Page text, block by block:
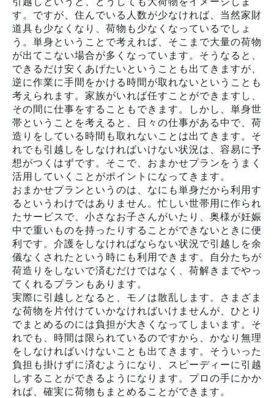
す。ですが、住んでいる人数が少なければ、当然家財
道具も少なくなり、荷物も少なくなっているでしょ
う。単身ということで考えれば、そこまで大量の荷物
が出てこない場合が多くなっています。そうなると、
できるだけ安くあげたいということも出てきますが、
逆に作業に手間をかける時間が取れないということも
考えられます。家族がいれば任すことができますし、
その間に仕事をすることもできます。しかし、単身世
帯ということを考えると、日々の仕事がある中で、荷
造りをしている時間も取れないことは出てきます。そ
れでも引越しをしなければいけない状況は、容易に予
想がつくはずです。そこで、おまかせプランをうまく
活用していくことがポイントになってきます。
おまかせプランというのは、なにも単身だから利用す
るというわけではありません。忙しい世帯用に作られ
たサービスで、小さなお子さんがいたり、奥様が妊娠
中で重いものを持ったりすることができないときに便
利です。介護をしなければならない状況で引越しを余
儀なくされたという時にも利用できます。自分たちが
荷造りをしないで済むだけではなく、荷解きまでやっ
てくれるプランもあります。
実際に引越しとなると、モノは散乱します。さまざま
な荷物を片付けていかなければいけませんが、ひとり
でまとめるのには負担が大きくなってしまいます。そ
れでも、時間は限られているのですから、かなり無理
をしなければいけないことも出てきます。そういった
負担も掛けずに済むようになり、スピーディーに引越
しすることができるようになります。プロの手にかか
れば、確実に荷物もまとめることができます。